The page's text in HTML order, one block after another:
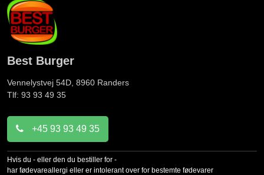
Best Burger
Vennelystvej 54D, 8960 Randers
Tlf: 93 93 49 35
+45 93 93 49 35
Hvis du - eller den du bestiller for -
har fødevareallergi eller er intolerant over for bestemte fødevarer